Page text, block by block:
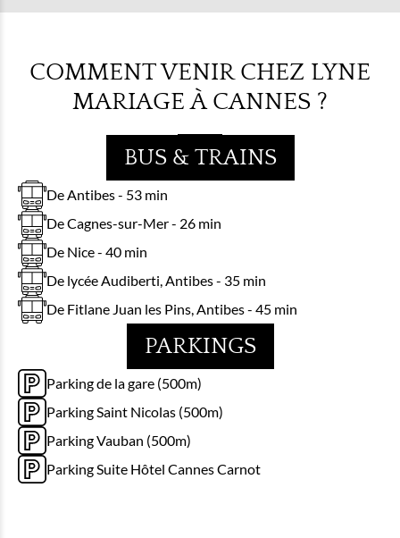
COMMENT VENIR CHEZ LYNE
MARIAGE À CANNES ?
BUS & TRAINS
De Antibes - 53 min
De Cagnes-sur-Mer - 26 min
De Nice - 40 min
De lycée Audiberti, Antibes - 35 min
De Fitlane Juan les Pins, Antibes - 45 min
PARKINGS
Parking de la gare (500m)
Parking Saint Nicolas (500m)
Parking Vauban (500m)
Parking Suite Hôtel Cannes Carnot